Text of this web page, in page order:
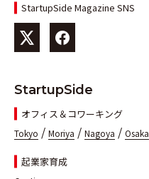
StartupSide Magazine SNS
StartupSide
オフィス＆コワーキング
Tokyo / Moriya / Nagoya / Osaka
起業家育成